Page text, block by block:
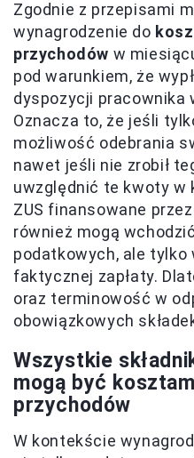
Zgodnie z przepisami
wynagrodzenie do
przychodów w
pod warunkiem, że
dyspozycji pracownika
Oznacza to, że jeśli
możliwość odebrania
nawet jeśli nie zrobił
uwzględnić te kwoty w
ZUS finansowane
również mogą
podatkowych, ale tylko
faktycznej zapłaty.
oraz terminowość w
obowiązkowych
Wszystkie
mogą być
przychodów
W kontekście